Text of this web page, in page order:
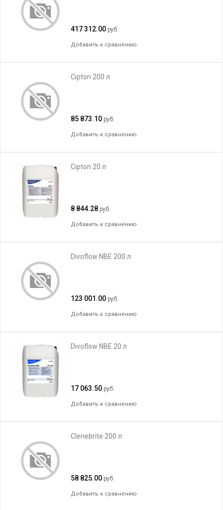
417 312.00 руб.
Добавить к сравнению
Cipton 200 л
85 873.10 руб.
Добавить к сравнению
Cipton 20 л
8 844.28 руб.
Добавить к сравнению
Divoflow NBE 200 л
123 001.00 руб.
Добавить к сравнению
Divoflow NBE 20 л
17 063.50 руб.
Добавить к сравнению
Clenebrite 200 л
58 825.00 руб.
Добавить к сравнению